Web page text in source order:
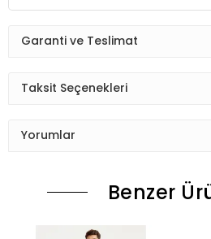
Garanti ve Teslimat
Taksit Seçenekleri
Yorumlar
Benzer